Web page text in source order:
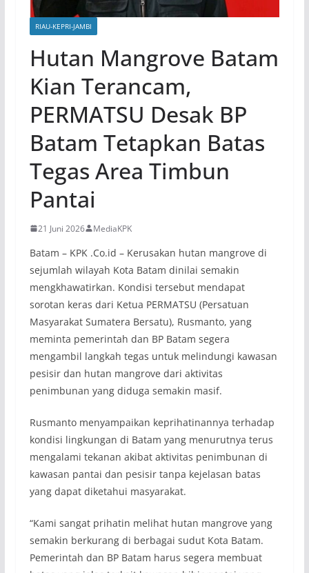
RIAU-KEPRI-JAMBI
Hutan Mangrove Batam
Kian Terancam,
PERMATSU Desak BP
Batam Tetapkan Batas
Tegas Area Timbun
Pantai
21 Juni 2026 MediaKPK
Batam – KPK .Co.id – Kerusakan hutan mangrove di
sejumlah wilayah Kota Batam dinilai semakin
mengkhawatirkan. Kondisi tersebut mendapat
sorotan keras dari Ketua PERMATSU (Persatuan
Masyarakat Sumatera Bersatu), Rusmanto, yang
meminta pemerintah dan BP Batam segera
mengambil langkah tegas untuk melindungi kawasan
pesisir dan hutan mangrove dari aktivitas
penimbunan yang diduga semakin masif.
Rusmanto menyampaikan keprihatinannya terhadap
kondisi lingkungan di Batam yang menurutnya terus
mengalami tekanan akibat aktivitas penimbunan di
kawasan pantai dan pesisir tanpa kejelasan batas
yang dapat diketahui masyarakat.
“Kami sangat prihatin melihat hutan mangrove yang
semakin berkurang di berbagai sudut Kota Batam.
Pemerintah dan BP Batam harus segera membuat